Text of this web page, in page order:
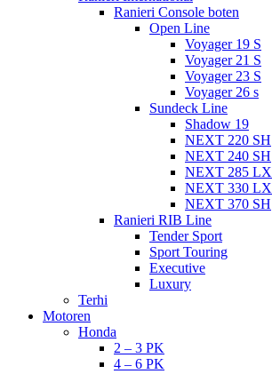
Ranieri Console boten
Open Line
Voyager 19 S
Voyager 21 S
Voyager 23 S
Voyager 26 s
Sundeck Line
Shadow 19
NEXT 220 SH
NEXT 240 SH
NEXT 285 LX
NEXT 330 LX
NEXT 370 SH
Ranieri RIB Line
Tender Sport
Sport Touring
Executive
Luxury
Terhi
Motoren
Honda
2 – 3 PK
4 – 6 PK